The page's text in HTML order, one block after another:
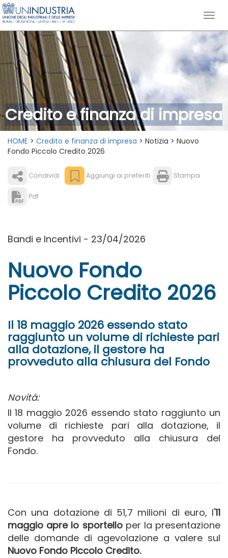
Credito e finanza di impresa
HOME > Credito e finanza di impresa > Notizia > Nuovo
Fondo Piccolo Credito 2026
Condividi Aggiungi ai preferiti Stampa
Pdf
Bandi e Incentivi - 23/04/2026
Nuovo Fondo
Piccolo Credito 2026
Il 18 maggio 2026 essendo stato
raggiunto un volume di richieste pari
alla dotazione, il gestore ha
provveduto alla chiusura del Fondo
Novità:
Il 18 maggio 2026 essendo stato raggiunto un
volume di richieste pari alla dotazione, il
gestore ha provveduto alla chiusura del
Fondo.
Con una dotazione di 51,7 milioni di euro, l'11
maggio apre lo sportelloper la presentazione
delle domande di agevolazione a valere sul
Nuovo Fondo Piccolo Credito.